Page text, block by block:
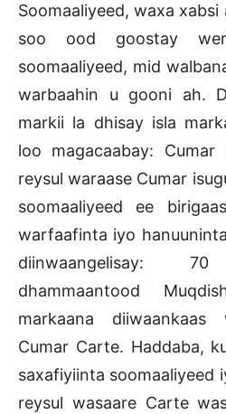
Soomaaliyeed, waxa
soo ood goostay
soomaaliyeed, mid
warbaahin u gooni ah.
markii la dhisay isla
loo magacaabay:
reysul waraase Cumar
soomaaliyeed ee
warfaafinta iyo
diinwaangelisay:
dhammaantood
markaana
Cumar Carte. Haddaba,
saxafiyiinta soomaaliyeed
reysul wasaare Carte